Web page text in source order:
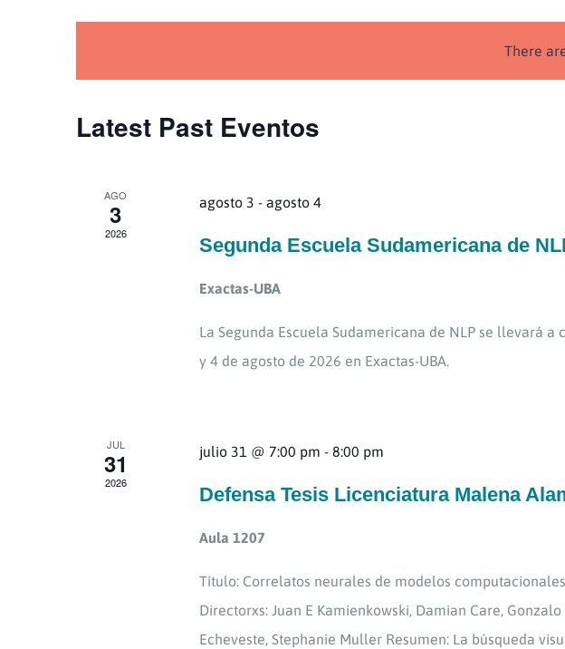
There
y
navegació
de
Eventos
date.
Latest Past Eventos
AGO
3
2026
agosto 3 - agosto 4
Segunda Escuela Sudamericana de
Exactas-UBA
La Segunda Escuela Sudamericana de NLP se llevará a
y 4 de agosto de 2026 en Exactas-UBA.
JUL
31
2026
julio 31 @ 7:00 pm - 8:00 pm
Defensa Tesis Licenciatura Malena
Aula 1207
Título: Correlatos neurales de modelos
Directorxs: Juan E Kamienkowski, Damian Care,
Echeveste, Stephanie Muller Resumen: La búsqueda